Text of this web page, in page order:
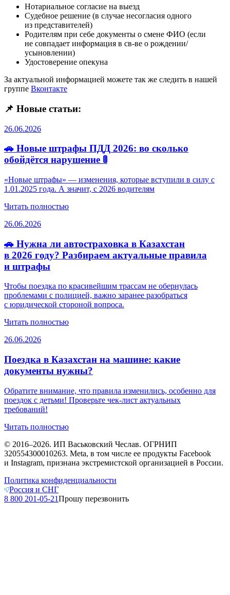
Нотариальное согласие на выезд
Судебное решение (в случае несогласия одного
из представителей)
Родителям при себе документы о смене ФИО (если
не совпадает информация в св-ве о рождении/
усыновлении)
Удостоверение опекуна
За актуальной информацией можете так же следить в нашей
группе Вконтакте
📌 Новые статьи:
26.06.2026
🚗 Новые штрафы ПДД 2026: во сколько
обойдётся нарушение 🚦
«Новые штрафы» — изменения, которые вступили в силу с
1.01.2025 года. А значит, с 2026 водителям
Читать полностью
26.06.2026
🚗 Нужна ли автостраховка в Казахстан
в 2026 году? Разбираем актуальные правила
и штрафы
Чтобы поездка по красивейшим трассам не обернулась
проблемами с полицией, важно заранее разобраться
с юридической стороной вопроса.
Читать полностью
26.06.2026
Поездка в Казахстан на машине: какие
документы нужны?
Обратите внимание, что правила изменились, особенно для
поездок с детьми! Проверьте чек-лист актуальных
требований!
Читать полностью
© 2016–2026. ИП Васьковский Чеслав. ОГРНИП
320554300010263. Meta, в том числе ее продукты Facebook
и Instagram, признана экстремистской организацией в России.
Политика конфиденциальности
Россия и СНГ
8 800 201-05-21Прошу перезвонить